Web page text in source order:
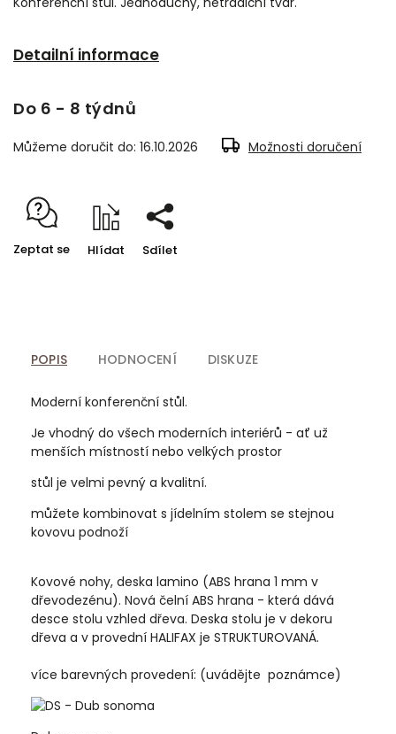
Detailní informace
Do 6 - 8 týdnů
Můžeme doručit do: 16.10.2026 Možnosti doručení
Zeptat se Hlídat Sdílet
POPIS HODNOCENÍ DISKUZE
Moderní konferenční stůl.
Je vhodný do všech moderních interiérů - ať už
menších místností nebo velkých prostor
stůl je velmi pevný a kvalitní.
můžete kombinovat s jídelním stolem se stejnou
kovovu podnoží
Kovové nohy, deska lamino (ABS hrana 1 mm v
dřevodezénu). Nová čelní ABS hrana - která dává
desce stolu vzhled dřeva. Deska stolu je v dekoru
dřeva a v provední HALIFAX je STRUKTUROVANÁ.
více barevných provedení: (uvádějte poznámce)